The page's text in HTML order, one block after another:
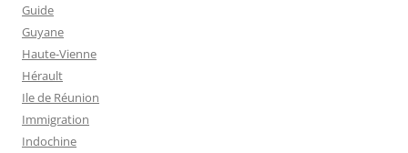
Guide
Guyane
Haute-Vienne
Hérault
Ile de Réunion
Immigration
Indochine